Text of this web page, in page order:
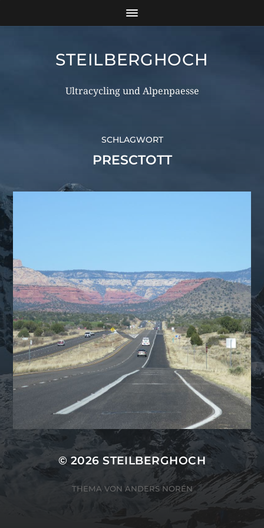
STEILBERGHOCH
Ultracycling und Alpenpaesse
SCHLAGWORT
PRESCTOTT
© 2026STEILBERGHOCH
THEMA VON ANDERS NORÉN